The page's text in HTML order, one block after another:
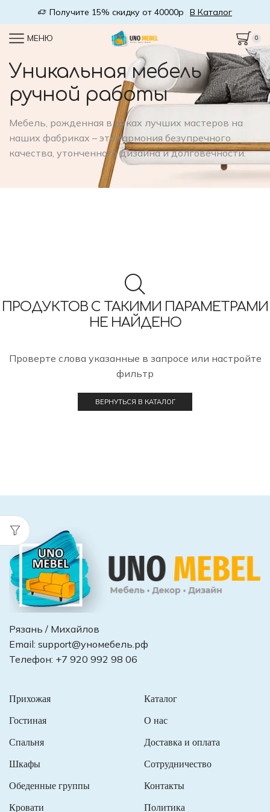
Получите 15% скидку от 40000р В Каталог
МЕНЮ 0
Уникальная мебель
ручной работы
Мебель, рожденная в руках лучших мастеров на
наших фабриках – это гармония безупречного
качества, утонченного дизайна и долговечности.
ПРОДУКТОВ С ТАКИМИ ПАРАМЕТРАМИ
НЕ НАЙДЕНО
Проверте слова указанные в запросе или настройте
фильтр
ВЕРНУТЬСЯ В КАТАЛОГ
Рязань / Михайлов
Email: support@уномебель.рф
Телефон: +7 920 992 98 06
Прихожая
Гостиная
Спальня
Шкафы
Обеденные группы
Кровати
Каталог
О нас
Доставка и оплата
Сотрудничество
Контакты
Политика